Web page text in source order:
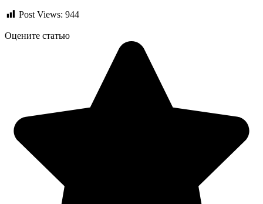
Post Views: 944
Оцените статью